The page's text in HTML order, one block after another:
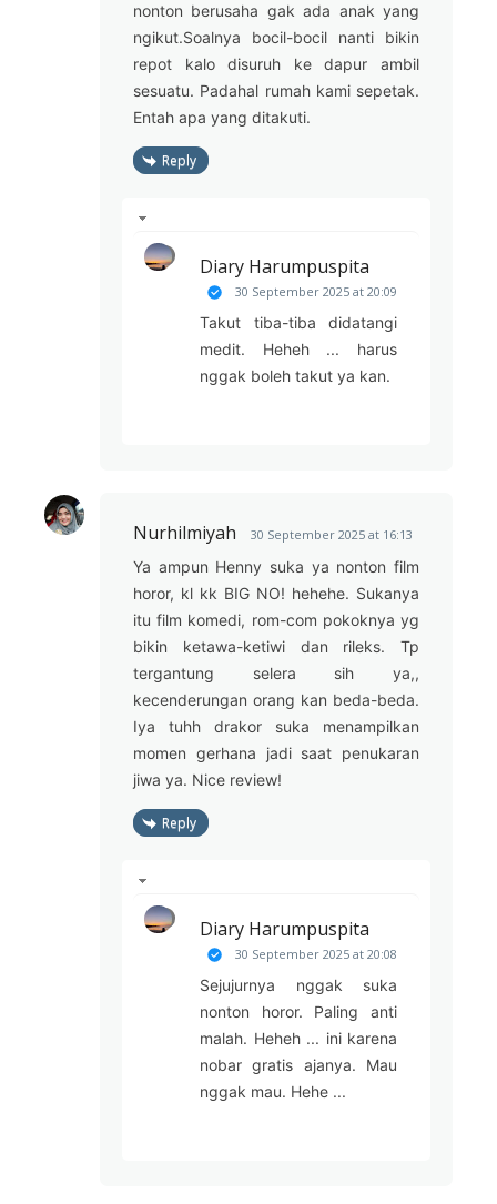
nonton berusaha gak ada anak yang
ngikut.Soalnya bocil-bocil nanti bikin
repot kalo disuruh ke dapur ambil
sesuatu. Padahal rumah kami sepetak.
Entah apa yang ditakuti.
Reply
Diary Harumpuspita
30 September 2025 at 20:09
Takut tiba-tiba didatangi
medit. Heheh ... harus
nggak boleh takut ya kan.
Nurhilmiyah 30 September 2025 at 16:13
Ya ampun Henny suka ya nonton film
horor, kl kk BIG NO! hehehe. Sukanya
itu film komedi, rom-com pokoknya yg
bikin ketawa-ketiwi dan rileks. Tp
tergantung selera sih ya,,
kecenderungan orang kan beda-beda.
Iya tuhh drakor suka menampilkan
momen gerhana jadi saat penukaran
jiwa ya. Nice review!
Reply
Diary Harumpuspita
30 September 2025 at 20:08
Sejujurnya nggak suka
nonton horor. Paling anti
malah. Heheh ... ini karena
nobar gratis ajanya. Mau
nggak mau. Hehe ...